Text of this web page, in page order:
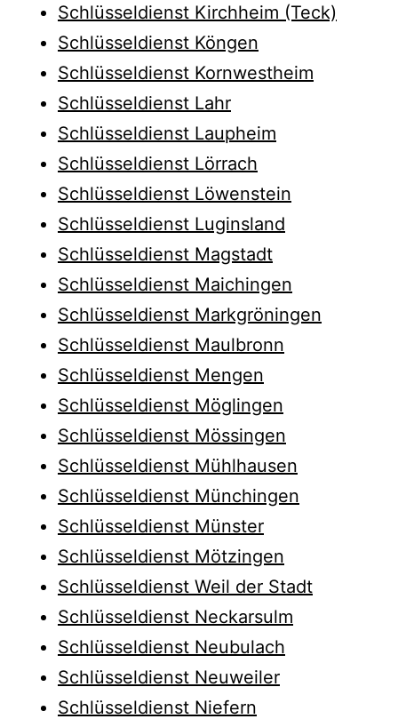
Schlüsseldienst Kirchheim (Teck)
Schlüsseldienst Köngen
Schlüsseldienst Kornwestheim
Schlüsseldienst Lahr
Schlüsseldienst Laupheim
Schlüsseldienst Lörrach
Schlüsseldienst Löwenstein
Schlüsseldienst Luginsland
Schlüsseldienst Magstadt
Schlüsseldienst Maichingen
Schlüsseldienst Markgröningen
Schlüsseldienst Maulbronn
Schlüsseldienst Mengen
Schlüsseldienst Möglingen
Schlüsseldienst Mössingen
Schlüsseldienst Mühlhausen
Schlüsseldienst Münchingen
Schlüsseldienst Münster
Schlüsseldienst Mötzingen
Schlüsseldienst Weil der Stadt
Schlüsseldienst Neckarsulm
Schlüsseldienst Neubulach
Schlüsseldienst Neuweiler
Schlüsseldienst Niefern